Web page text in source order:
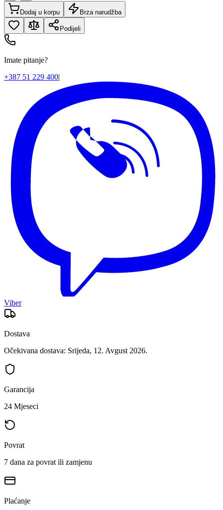
Dodaj u korpu Brza narudžba
Podijeli
Imate pitanje?
+387 51 229 400|
Viber
Dostava
Očekivana dostava: Srijeda, 12. Avgust 2026.
Garancija
24 Mjeseci
Povrat
7 dana za povrat ili zamjenu
Plaćanje